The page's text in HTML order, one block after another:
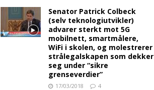
Senator Patrick Colbeck
(selv teknologiutvikler)
advarer sterkt mot 5G
mobilnett, smartmålere,
WiFi i skolen, og molestrerer
strålegalskapen som dekker
seg under “sikre
grenseverdier”
17/03/2018 4